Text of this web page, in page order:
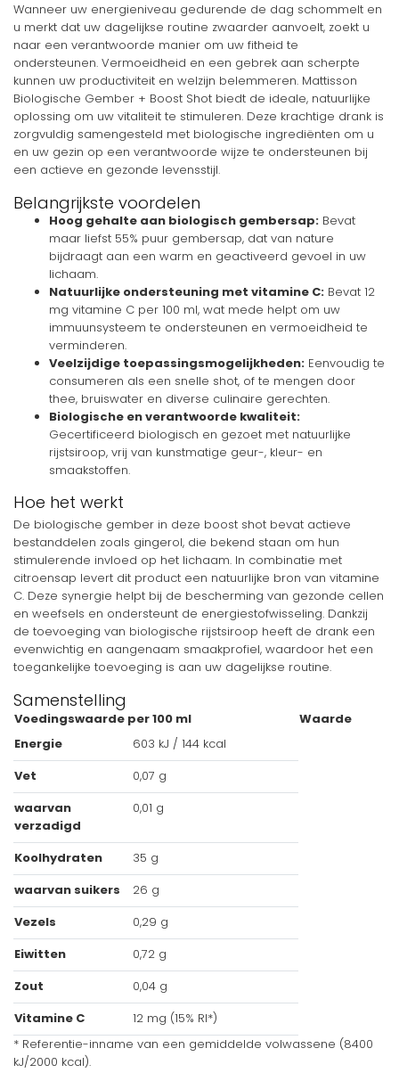
Wanneer uw energieniveau gedurende de dag schommelt en
u merkt dat uw dagelijkse routine zwaarder aanvoelt, zoekt u
naar een verantwoorde manier om uw fitheid te
ondersteunen. Vermoeidheid en een gebrek aan scherpte
kunnen uw productiviteit en welzijn belemmeren. Mattisson
Biologische Gember + Boost Shot biedt de ideale, natuurlijke
oplossing om uw vitaliteit te stimuleren. Deze krachtige drank is
zorgvuldig samengesteld met biologische ingrediënten om u
en uw gezin op een verantwoorde wijze te ondersteunen bij
een actieve en gezonde levensstijl.
Belangrijkste voordelen
Hoog gehalte aan biologisch gembersap: Bevat
maar liefst 55% puur gembersap, dat van nature
bijdraagt aan een warm en geactiveerd gevoel in uw
lichaam.
Natuurlijke ondersteuning met vitamine C: Bevat 12
mg vitamine C per 100 ml, wat mede helpt om uw
immuunsysteem te ondersteunen en vermoeidheid te
verminderen.
Veelzijdige toepassingsmogelijkheden: Eenvoudig te
consumeren als een snelle shot, of te mengen door
thee, bruiswater en diverse culinaire gerechten.
Biologische en verantwoorde kwaliteit:
Gecertificeerd biologisch en gezoet met natuurlijke
rijstsiroop, vrij van kunstmatige geur-, kleur- en
smaakstoffen.
Hoe het werkt
De biologische gember in deze boost shot bevat actieve
bestanddelen zoals gingerol, die bekend staan om hun
stimulerende invloed op het lichaam. In combinatie met
citroensap levert dit product een natuurlijke bron van vitamine
C. Deze synergie helpt bij de bescherming van gezonde cellen
en weefsels en ondersteunt de energiestofwisseling. Dankzij
de toevoeging van biologische rijstsiroop heeft de drank een
evenwichtig en aangenaam smaakprofiel, waardoor het een
toegankelijke toevoeging is aan uw dagelijkse routine.
Samenstelling
Voedingswaarde per 100 ml
Waarde
Energie
603 kJ / 144 kcal
Vet
0,07 g
waarvan
verzadigd
0,01 g
Koolhydraten
35 g
waarvan suikers
26 g
Vezels
0,29 g
Eiwitten
0,72 g
Zout
0,04 g
Vitamine C
12 mg (15% RI*)
* Referentie-inname van een gemiddelde volwassene (8400
kJ/2000 kcal).